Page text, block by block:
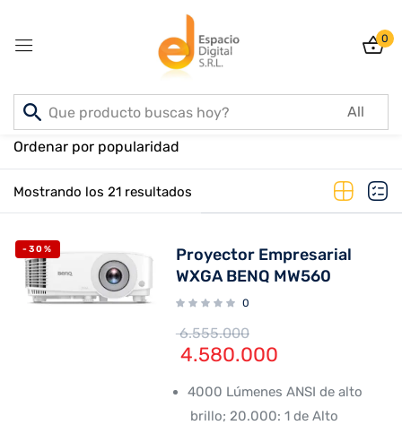
0
Inicio PRODUCTOS
Mostrando los 21 resultados
Ordenar por popularidad
-30%
Proyector Empresarial
WXGA BENQ MW560
0
6.555.000
4.580.000
4000 Lúmenes ANSI de alto
brillo; 20.000: 1 de Alto
Sign in
Remember me
Log In
Create an account